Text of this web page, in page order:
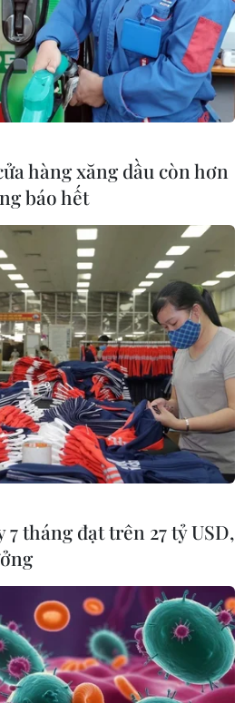
được định hướng quy hoạch
cửa ngõ Đông Bắc Hà Nội.
hàng xăng dầu còn hơn
báo hết
tháng đạt trên 27 tỷ USD,